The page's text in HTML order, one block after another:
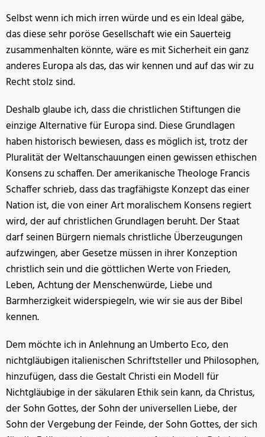
Selbst wenn ich mich irren würde und es ein Ideal gäbe,
das diese sehr poröse Gesellschaft wie ein Sauerteig
zusammenhalten könnte, wäre es mit Sicherheit ein ganz
anderes Europa als das, das wir kennen und auf das wir zu
Recht stolz sind.
Deshalb glaube ich, dass die christlichen Stiftungen die
einzige Alternative für Europa sind. Diese Grundlagen
haben historisch bewiesen, dass es möglich ist, trotz der
Pluralität der Weltanschauungen einen gewissen ethischen
Konsens zu schaffen. Der amerikanische Theologe Francis
Schaffer schrieb, dass das tragfähigste Konzept das einer
Nation ist, die von einer Art moralischem Konsens regiert
wird, der auf christlichen Grundlagen beruht. Der Staat
darf seinen Bürgern niemals christliche Überzeugungen
aufzwingen, aber Gesetze müssen in ihrer Konzeption
christlich sein und die göttlichen Werte von Frieden,
Leben, Achtung der Menschenwürde, Liebe und
Barmherzigkeit widerspiegeln, wie wir sie aus der Bibel
kennen.
Dem möchte ich in Anlehnung an Umberto Eco, den
nichtgläubigen italienischen Schriftsteller und Philosophen,
hinzufügen, dass die Gestalt Christi ein Modell für
Nichtgläubige in der säkularen Ethik sein kann, da Christus,
der Sohn Gottes, der Sohn der universellen Liebe, der
Sohn der Vergebung der Feinde, der Sohn Gottes, der sich